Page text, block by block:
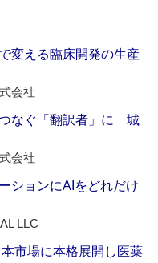
変える臨床開発の生産
会社
つなぐ「翻訳者」に 城
会社
ションにAIをどれだけ
LLC
市場に本格展開し医薬